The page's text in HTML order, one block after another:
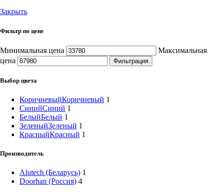
Закрыть
Фильтр по цене
Минимальная цена
Максимальная
цена
Фильтрация
Выбор цвета
КоричневыйКоричневый 1
СинийСиний 1
БелыйБелый 1
ЗеленыйЗеленый 1
КрасныйКрасный 1
Производитель
Alutech (Беларусь) 1
Doorhan (Россия) 4